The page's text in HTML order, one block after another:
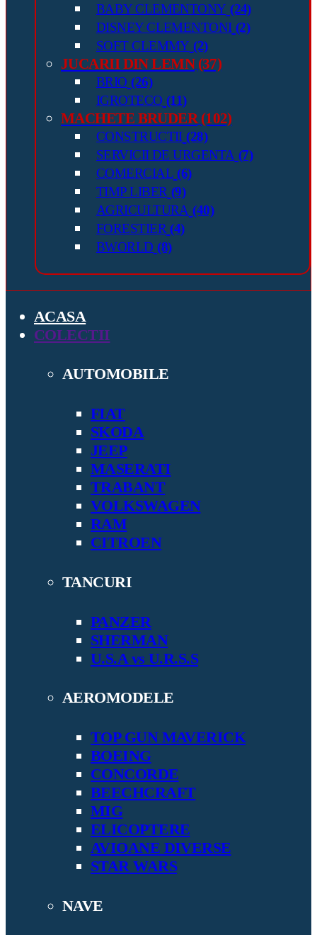
BABY CLEMENTONY (24)
DISNEY CLEMENTONI (2)
SOFT CLEMMY (2)
JUCARII DIN LEMN (37)
BRIO (26)
IGROTECO (11)
MACHETE BRUDER (102)
CONSTRUCTII (28)
SERVICII DE URGENTA (7)
COMERCIAL (6)
TIMP LIBER (9)
AGRICULTURA (40)
FORESTIER (4)
BWORLD (8)
ACASA
COLECTII
AUTOMOBILE
FIAT
SKODA
JEEP
MASERATI
TRABANT
VOLKSWAGEN
RAM
CITROEN
TANCURI
PANZER
SHERMAN
U.S.A vs U.R.S.S
AEROMODELE
TOP GUN MAVERICK
BOEING
CONCORDE
BEECHCRAFT
MIG
ELICOPTERE
AVIOANE DIVERSE
STAR WARS
NAVE